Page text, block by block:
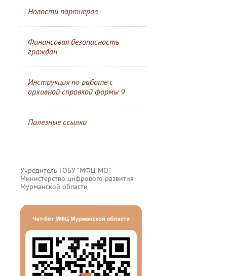
Новости партнеров
Финансовая безопасность
граждан
Инструкция по работе с
архивной справкой формы 9
Полезные ссылки
Учредитель ГОБУ "МФЦ МО"
Министерство цифрового развития
Мурманской области